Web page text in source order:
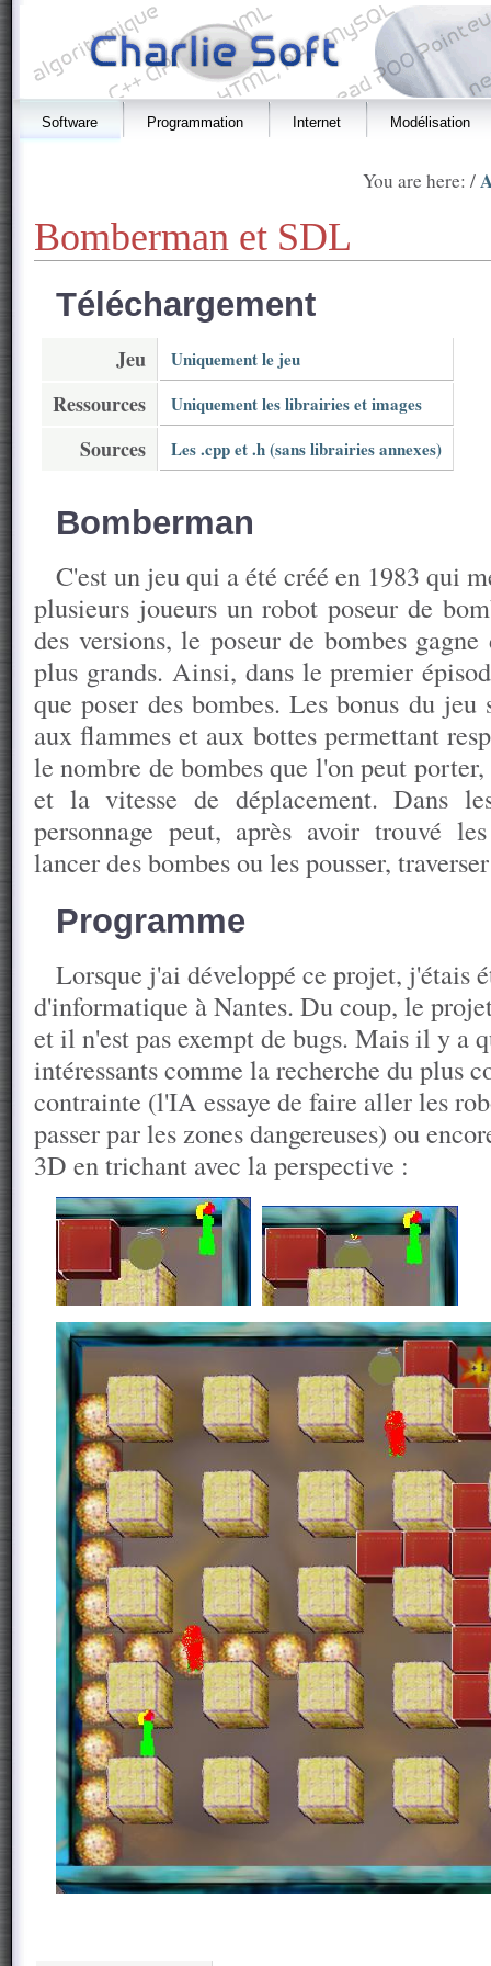
Software Programmation Internet Modélisation
You are here: /
Bomberman et SDL
Téléchargement
Jeu Uniquement le jeu
Ressources Uniquement les librairies et images
Sources Les .cpp et .h (sans librairies annexes)
Bomberman
C'est un jeu qui a été créé en 1983 qui
plusieurs joueurs un robot poseur de
des versions, le poseur de bombes
plus grands. Ainsi, dans le premier
que poser des bombes. Les bonus du
aux flammes et aux bottes permettant
le nombre de bombes que l'on peut
et la vitesse de déplacement. Dans
personnage peut, après avoir trouvé
lancer des bombes ou les pousser,
Programme
Lorsque j'ai développé ce projet, j'étais
d'informatique à Nantes. Du coup, le
et il n'est pas exempt de bugs. Mais il y a
intéressants comme la recherche du plus
contrainte (l'IA essaye de faire aller les
passer par les zones dangereuses) ou
3D en trichant avec la perspective :